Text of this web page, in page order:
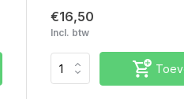
€16,50
Incl. btw